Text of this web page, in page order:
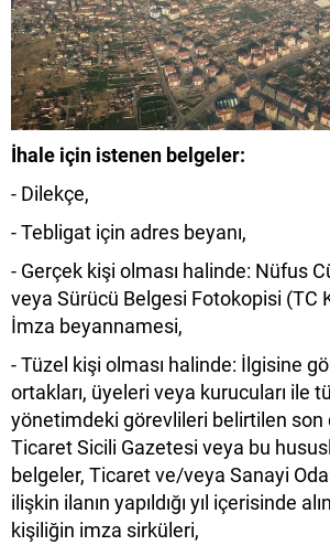
İhale için istenen belgeler:
- Dilekçe,
- Tebligat için adres beyanı,
- Gerçek kişi olması halinde: Nüfus
veya Sürücü Belgesi Fotokopisi (TC
İmza beyannamesi,
- Tüzel kişi olması halinde: İlgisine
ortakları, üyeleri veya kurucuları ile
yönetimdeki görevlileri belirtilen
Ticaret Sicili Gazetesi veya bu
belgeler, Ticaret ve/veya Sanayi
ilişkin ilanın yapıldığı yıl içerisinde
kişiliğin imza sirküleri,